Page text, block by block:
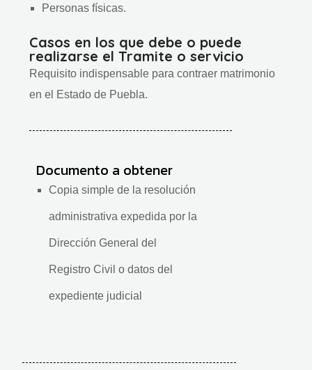
Documento a obtener
Copia simple de la resolución
administrativa expedida por la
Dirección General del
Registro Civil o datos del
expediente judicial
Personas físicas.
Casos en los que debe o puede
realizarse el Tramite o servicio
Requisito indispensable para contraer matrimonio
en el Estado de Puebla.